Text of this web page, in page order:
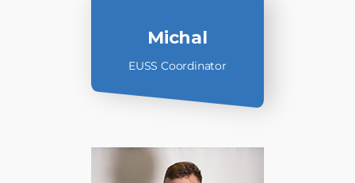
Michal
EUSS Coordinator